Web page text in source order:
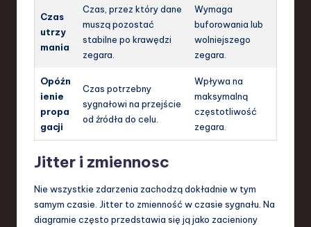
Czas
utrzy
mania
Czas, przez który dane
muszą pozostać
stabilne po krawędzi
zegara.
Wymaga
buforowania lub
wolniejszego
zegara.
Opóźn
ienie
propa
gacji
Czas potrzebny
sygnałowi na przejście
od źródła do celu.
Wpływa na
maksymalną
częstotliwość
zegara.
Jitter i zmiennosc
Nie wszystkie zdarzenia zachodzą dokładnie w tym
samym czasie. Jitter to zmienność w czasie sygnału. Na
diagramie często przedstawia się ją jako zacieniony